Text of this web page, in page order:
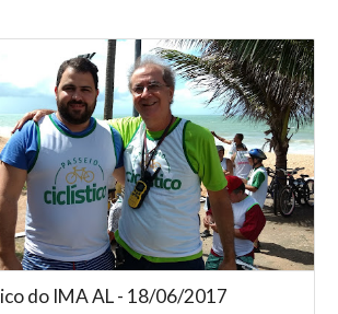
do IMA AL - 18/06/2017